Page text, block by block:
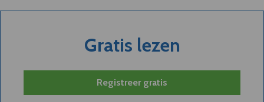
Gratis lezen
Registreer gratis